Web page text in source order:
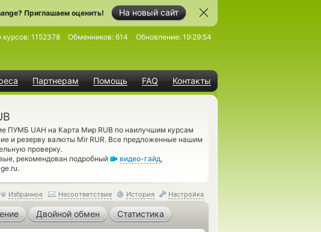
На новый сайт
Приглашаем оценить!
Партнерам Помощь FAQ Контакты
курсов: 1152378 Обменников: 614 Обновление: 19:29:54
ПУМБ UAH на Карта Мир RUB по наилучшим курсам
и резерву валюты Mir RUR. Все предложенные нашим
проверку.
рекомендован подробный
видео-гайд,
Избранное Несоответствие История Настройка
Двойной обмен Статистика